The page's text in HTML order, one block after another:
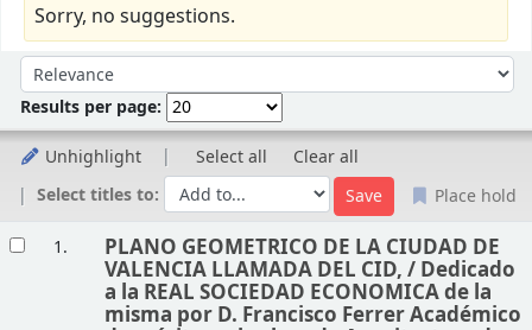
Sorry, no suggestions.
Sort by:
Results per page:
Unhighlight Select all
Clear all
Select titles to:
Place hold
1. PLANO GEOMETRICO DE LA CIUDAD DE
VALENCIA LLAMADA DEL CID, / Dedicado
a la REAL SOCIEDAD ECONOMICA de la
misma por D. Francisco Ferrer Académico